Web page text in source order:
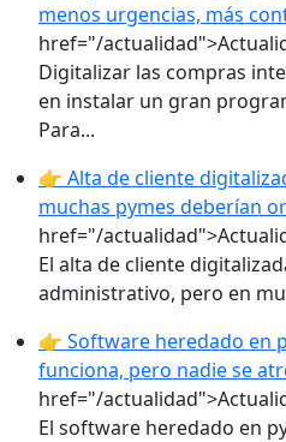
menos urgencias, más
href="/
Digitalizar las compras
en instalar un gran
Para...
👉 Alta de cliente
muchas pymes deberían
href="/
El alta de cliente
administrativo, pero en
👉 Software heredado en
funciona, pero nadie se
href="/
El software heredado en